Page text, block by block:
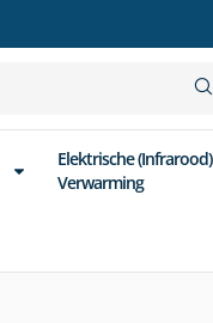
Elektrische (Infrarood)
Verwarming